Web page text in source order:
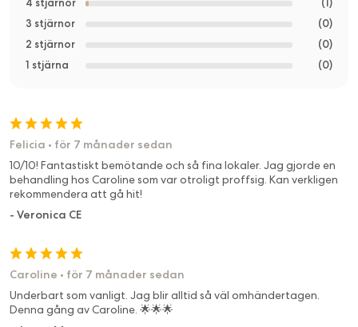
and skin that has lost firmness. Suitable for: Skin with reduced
firmness and cellulite.
4 stjärnor
(1)
3 stjärnor
(0)
2 stjärnor
(0)
1 stjärna
(0)
Felicia • för 7 månader sedan
10/10! Fantastiskt bemötande och så fina lokaler. Jag gjorde en
behandling hos Caroline som var otroligt proffsig. Kan verkligen
rekommendera att gå hit!
- Veronica CE
Caroline • för 7 månader sedan
Underbart som vanligt. Jag blir alltid så väl omhändertagen.
Denna gång av Caroline. 🌟🌟🌟